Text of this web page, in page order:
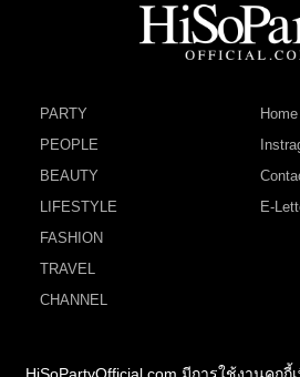
PARTY
PEOPLE
BEAUTY
LIFESTYLE
FASHION
TRAVEL
CHANNEL
Home
E-